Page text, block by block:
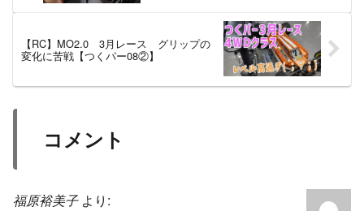
【RC】MO2.0 3月レース グリップの
変化に苦戦【つくパー08②】
コメント
福原裕美子 より: